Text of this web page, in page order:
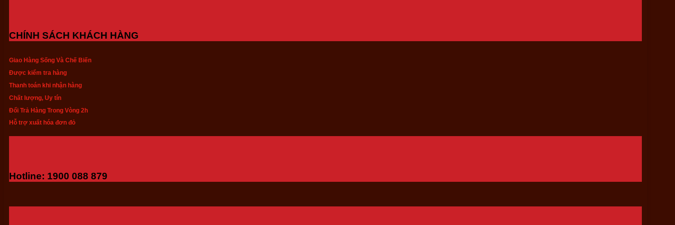
CHÍNH SÁCH KHÁCH HÀNG
Giao Hàng Sống Và Chế Biến
Được kiểm tra hàng
Thanh toán khi nhận hàng
Chất lượng, Uy tín
Đổi Trả Hàng Trong Vòng 2h
Hỗ trợ xuất hóa đơn đỏ
Hotline: 1900 088 879